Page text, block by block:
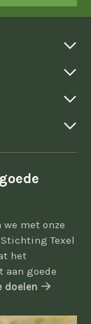
met onze
Texel
het
aan goede
doelen